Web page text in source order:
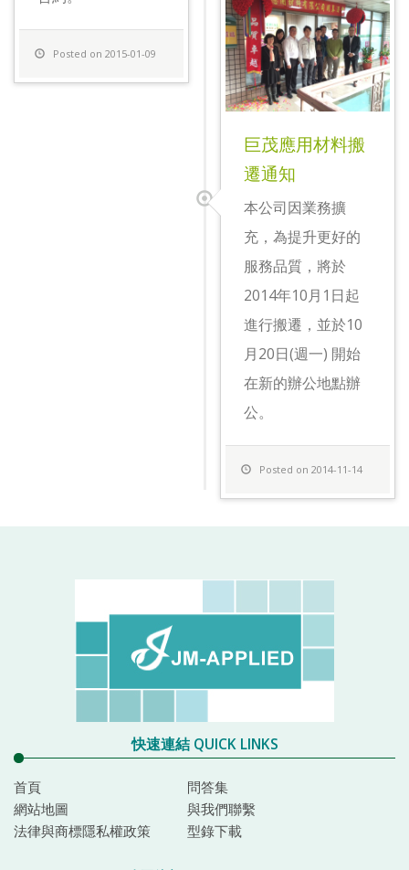
Posted on 2015-01-09
巨茂應用材料搬
遷通知
本公司因業務擴
充，為提升更好的
服務品質，將於
2014年10月1日起
進行搬遷，並於10
月20日(週一) 開始
在新的辦公地點辦
公。
Posted on 2014-11-14
快速連結 QUICK LINKS
首頁
網站地圖
法律與商標隱私權政策
問答集
與我們聯繫
型錄下載